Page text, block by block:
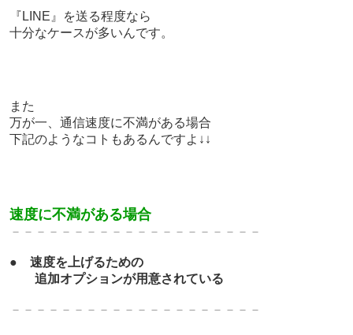
『LINE』を送る程度なら
十分なケースが多いんです。
また
万が一、通信速度に不満がある場合
下記のようなコトもあるんですよ↓↓
速度に不満がある場合
－－－－－－－－－－－－－－－－－－－－
● 速度を上げるための
追加オプションが用意されている
－－－－－－－－－－－－－－－－－－－－